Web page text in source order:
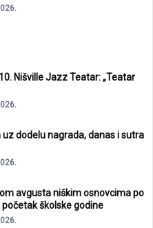
Nišville Jazz Teatar: „Teatar
dodelu nagrada, danas i sutra
avgusta niškim osnovcima po
školske godine